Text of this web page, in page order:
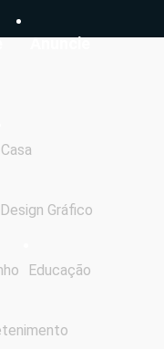
Anuncie
Casa
Design Gráfico
Educação